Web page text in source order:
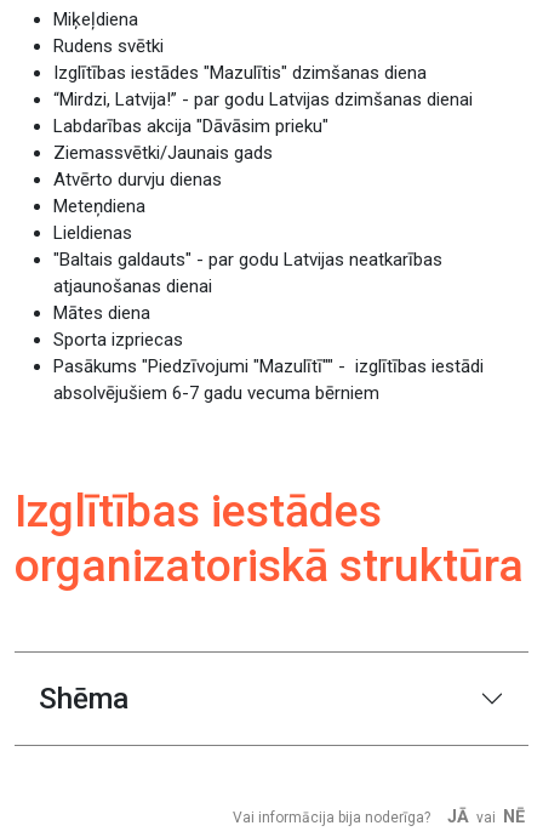
Miķeļdiena
Rudens svētki
Izglītības iestādes "Mazulītis" dzimšanas diena
“Mirdzi, Latvija!” - par godu Latvijas dzimšanas dienai
Labdarības akcija "Dāvāsim prieku"
Ziemassvētki/Jaunais gads
Atvērto durvju dienas
Meteņdiena
Lieldienas
"Baltais galdauts" - par godu Latvijas neatkarības
atjaunošanas dienai
Mātes diena
Sporta izpriecas
Pasākums "Piedzīvojumi "Mazulītī"" - izglītības iestādi
absolvējušiem 6-7 gadu vecuma bērniem
Izglītības iestādes
organizatoriskā struktūra
Shēma
Vai informācija bija noderīga? JĀ vai NĒ